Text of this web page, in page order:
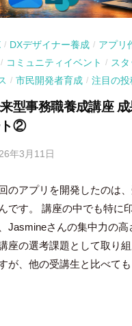
/ DXデザイナー養成 / アプリ
/ コミュニティイベント / ス
/ 市民開発者育成 / 注目の投
型事務職養成講座
ト②
年3月11日
吉
田
豪
のアプリを開発したのは
です。 講座の中でも特に
Jasmineさんの集中力の
座の選考課題として取り
が、他の受講生と比べて